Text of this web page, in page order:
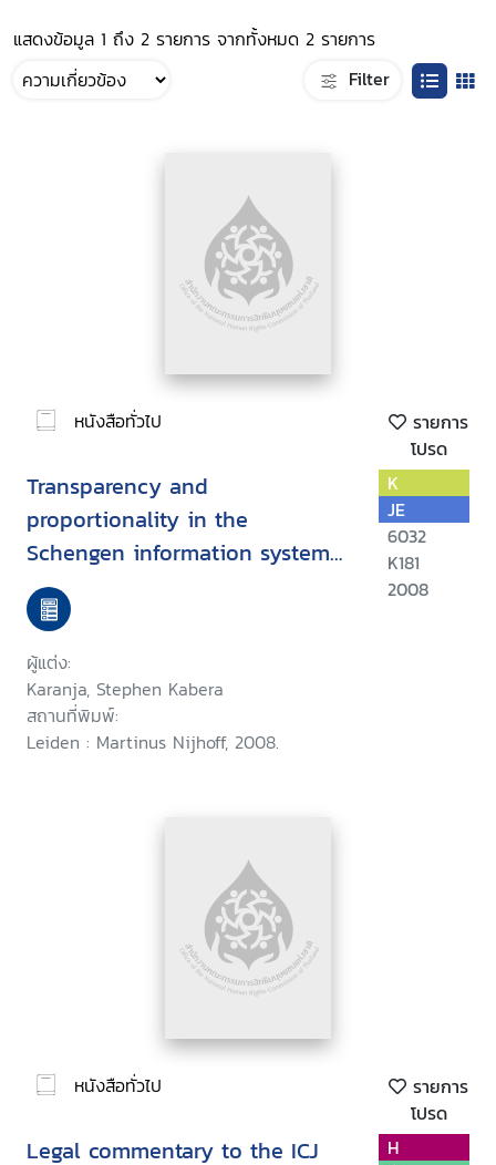
แสดงข้อมูล 1 ถึง 2 รายการ จากทั้งหมด 2 รายการ
Filter
หนังสือทั่วไป
รายการ
โปรด
Transparency and
proportionality in the
Schengen information system
and border control co-
operation
ผู้แต่ง:
Karanja, Stephen Kabera
สถานที่พิมพ์:
Leiden : Martinus Nijhoff, 2008.
K
JE
6032
K181
2008
หนังสือทั่วไป
รายการ
โปรด
Legal commentary to the ICJ
H